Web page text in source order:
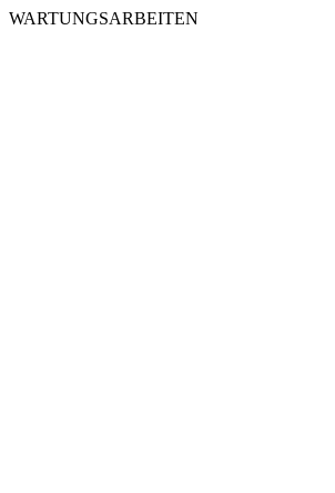
WARTUNGSARBEITEN